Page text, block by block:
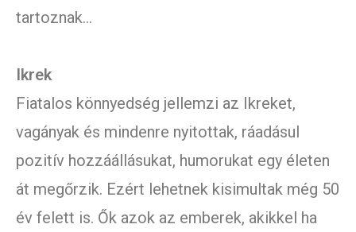
tartoznak…
Ikrek
Fiatalos könnyedség jellemzi az Ikreket,
vagányak és mindenre nyitottak, ráadásul
pozitív hozzáállásukat, humorukat egy életen
át megőrzik. Ezért lehetnek kisimultak még 50
év felett is. Ők azok az emberek, akikkel ha